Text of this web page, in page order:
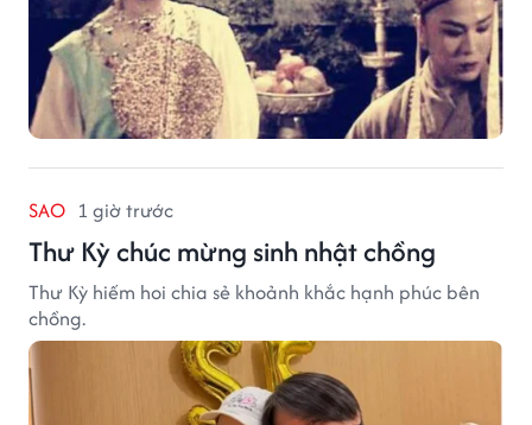
SAO 1 giờ trước
Thư Kỳ chúc mừng sinh nhật chồng
Thư Kỳ hiếm hoi chia sẻ khoảnh khắc hạnh phúc bên
chồng.